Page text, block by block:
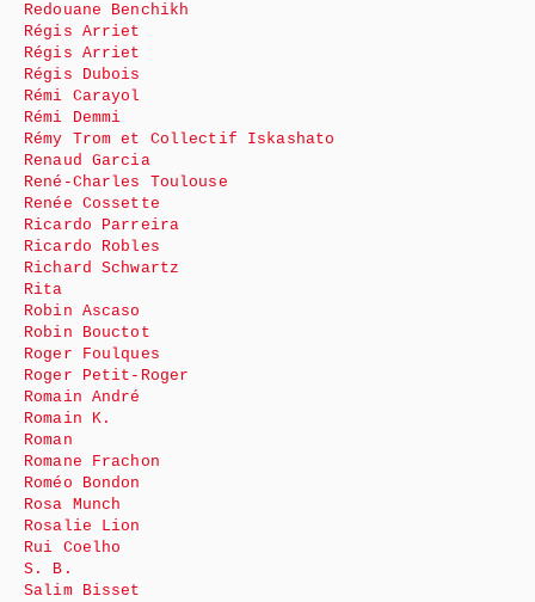
Redouane Benchikh
Régis Arriet
Régis Arriet
Régis Dubois
Rémi Carayol
Rémi Demmi
Rémy Trom et Collectif Iskashato
Renaud Garcia
René-Charles Toulouse
Renée Cossette
Ricardo Parreira
Ricardo Robles
Richard Schwartz
Rita
Robin Ascaso
Robin Bouctot
Roger Foulques
Roger Petit-Roger
Romain André
Romain K.
Roman
Romane Frachon
Roméo Bondon
Rosa Munch
Rosalie Lion
Rui Coelho
S. B.
Salim Bisset